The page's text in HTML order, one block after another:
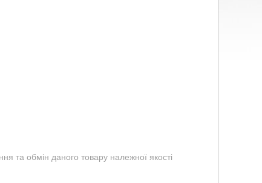
та обмін даного товару належної якості